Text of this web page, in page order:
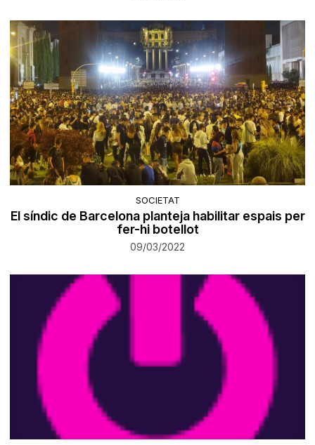
SOCIETAT
El síndic de Barcelona planteja habilitar espais per
fer-hi botellot
09/03/2022